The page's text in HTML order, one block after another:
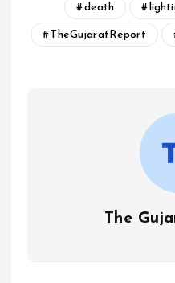
death
TheGujaratReport
The